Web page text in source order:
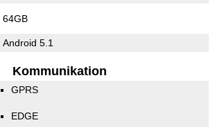
64GB
Android 5.1
Kommunikation
GPRS
EDGE